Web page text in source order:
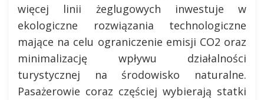
więcej linii żeglugowych inwestuje w
ekologiczne rozwiązania technologiczne
mające na celu ograniczenie emisji CO2 oraz
minimalizację wpływu działalności
turystycznej na środowisko naturalne.
Pasażerowie coraz częściej wybierają statki